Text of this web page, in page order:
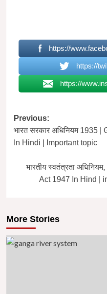
https://
https://
https://
Post
navigation
Previous:
भारत सरकार अधिनियम 1935
In Hindi | Important topic
भारतीय स्वतंत्रता
Act 1947 In Hind |
More Stories